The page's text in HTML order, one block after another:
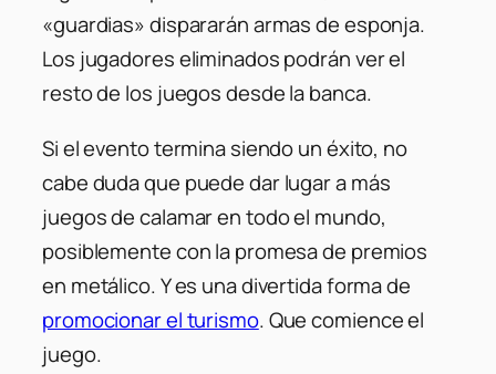
«guardias» dispararán armas de esponja.
Los jugadores eliminados podrán ver el
resto de los juegos desde la banca.
Si el evento termina siendo un éxito, no
cabe duda que puede dar lugar a más
juegos de calamar en todo el mundo,
posiblemente con la promesa de premios
en metálico. Y es una divertida forma de
promocionar el turismo. Que comience el
juego.